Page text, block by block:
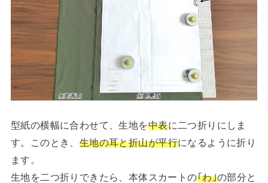
型紙の横幅に合わせて、生地を中表に二つ折りにしま
す。このとき、 生地の耳と折山が平行になるように折り
ます。
生地を二つ折りできたら、本体スカートの｢わ｣の部分と